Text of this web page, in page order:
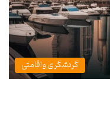
گردشگری و اقامتی